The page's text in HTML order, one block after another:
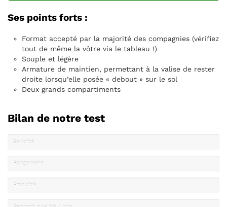
Ses points forts :
Format accepté par la majorité des compagnies (vérifiez
tout de même la vôtre via le tableau !)
Souple et légère
Armature de maintien, permettant à la valise de rester
droite lorsqu’elle posée « debout » sur le sol
Deux grands compartiments
Bilan de notre test
Solidité
Rangement
Praticité